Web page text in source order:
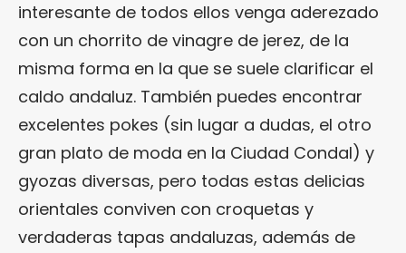
interesante de todos ellos venga aderezado
con un chorrito de vinagre de jerez, de la
misma forma en la que se suele clarificar el
caldo andaluz. También puedes encontrar
excelentes pokes (sin lugar a dudas, el otro
gran plato de moda en la Ciudad Condal) y
gyozas diversas, pero todas estas delicias
orientales conviven con croquetas y
verdaderas tapas andaluzas, además de